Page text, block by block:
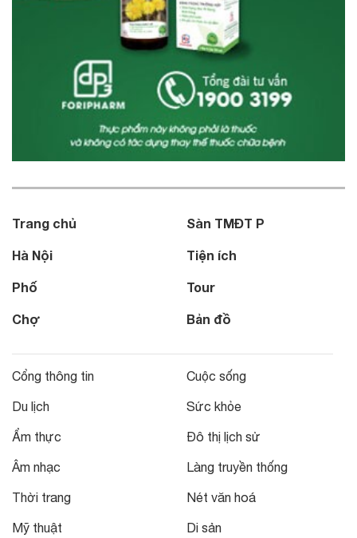
Trang chủ
Hà Nội
Phố
Chợ
Sàn TMĐT P
Tiện ích
Tour
Bản đồ
Cổng thông tin
Du lịch
Ẩm thực
Âm nhạc
Thời trang
Mỹ thuật
Cuộc sống
Sức khỏe
Đô thị lịch sử
Làng truyền thống
Nét văn hoá
Di sản